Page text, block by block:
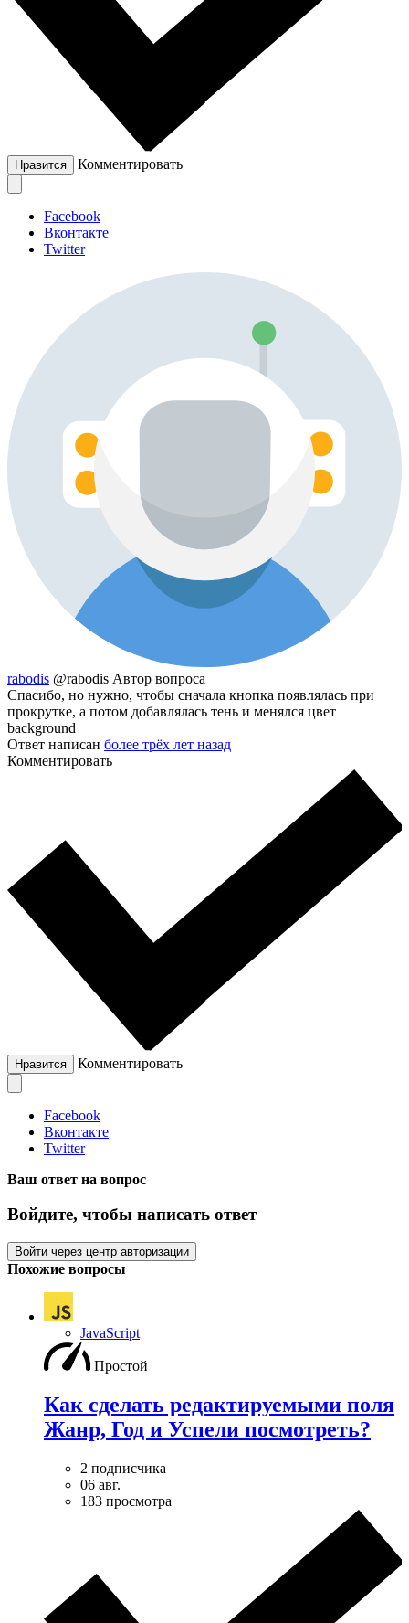
Нравится Комментировать
Facebook
Вконтакте
Twitter
rabodis @rabodis Автор вопроса
Спасибо, но нужно, чтобы сначала кнопка появлялась при
прокрутке, а потом добавлялась тень и менялся цвет
background
Ответ написан более трёх лет назад
Комментировать
Нравится Комментировать
Facebook
Вконтакте
Twitter
Ваш ответ на вопрос
Войдите, чтобы написать ответ
Войти через центр авторизации
Похожие вопросы
JavaScript
Простой
Как сделать редактируемыми поля
Жанр, Год и Успели посмотреть?
2 подписчика
06 авг.
183 просмотра